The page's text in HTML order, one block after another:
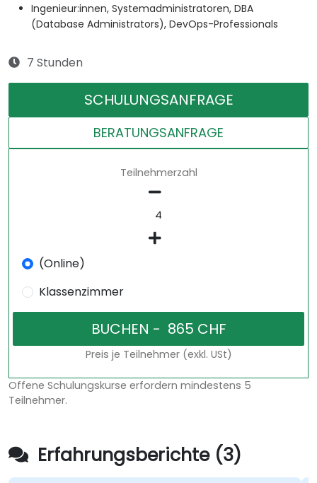
Ingenieur:innen, Systemadministratoren, DBA
(Database Administrators), DevOps-Professionals
7 Stunden
SCHULUNGSANFRAGE
BERATUNGSANFRAGE
Teilnehmerzahl
(Online)
Klassenzimmer
Preis je Teilnehmer (exkl. USt)
Offene Schulungskurse erfordern mindestens 5
Teilnehmer.
Erfahrungsberichte (3)